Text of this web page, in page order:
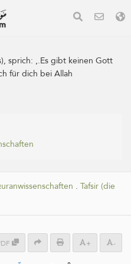
sprich: ‚.Es gibt keinen Gott
für dich bei Allah
. Tafsir (die
+ -